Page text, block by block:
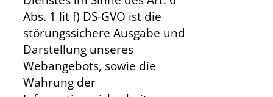
Abs. 1 lit f) DS-GVO ist die
störungssichere Ausgabe und
Darstellung unseres
Webangebots, sowie die
Wahrung der